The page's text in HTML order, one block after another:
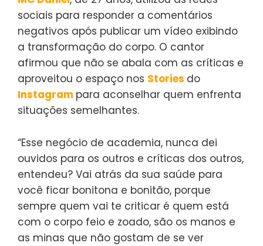
sociais para responder a comentários
negativos após publicar um vídeo exibindo
a transformação do corpo. O cantor
afirmou que não se abala com as críticas e
aproveitou o espaço nos Stories do
Instagram para aconselhar quem enfrenta
situações semelhantes.
“Esse negócio de academia, nunca dei
ouvidos para os outros e críticas dos outros,
entendeu? Vai atrás da sua saúde para
você ficar bonitona e bonitão, porque
sempre quem vai te criticar é quem está
com o corpo feio e zoado, são os manos e
as minas que não gostam de se ver